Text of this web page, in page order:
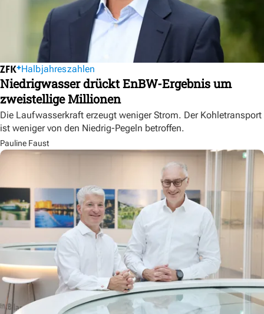
Halbjahreszahlen
Niedrigwasser drückt EnBW-Ergebnis um
zweistellige Millionen
Die Laufwasserkraft erzeugt weniger Strom. Der Kohletransport
ist weniger von den Niedrig-Pegeln betroffen.
Pauline Faust